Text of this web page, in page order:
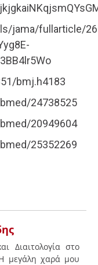
jama/fullarticle/
bmj.h4183
24738525
20949604
25352269
Διαιτολογία στο
μεγάλη χαρά μου